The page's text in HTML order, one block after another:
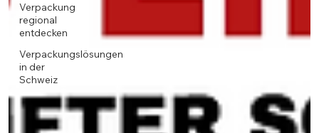
Verpackung
regional
entdecken
Verpackungslösungen
in der
Schweiz